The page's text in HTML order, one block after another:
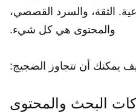
الثقة، والسرد القصصي،
والمحتوى هي كل شيء.
يمكنك أن تتجاوز الضجيج:
البحث والمحتوى